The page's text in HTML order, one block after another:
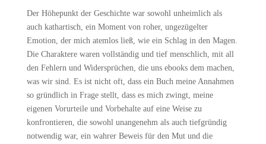
Der Höhepunkt der Geschichte war sowohl unheimlich als
auch kathartisch, ein Moment von roher, ungezügelter
Emotion, der mich atemlos ließ, wie ein Schlag in den Magen.
Die Charaktere waren vollständig und tief menschlich, mit all
den Fehlern und Widersprüchen, die uns ebooks dem machen,
was wir sind. Es ist nicht oft, dass ein Buch meine Annahmen
so gründlich in Frage stellt, dass es mich zwingt, meine
eigenen Vorurteile und Vorbehalte auf eine Weise zu
konfrontieren, die sowohl unangenehm als auch tiefgründig
notwendig war, ein wahrer Beweis für den Mut und die